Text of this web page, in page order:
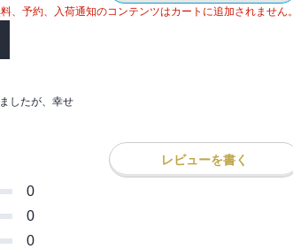
もかと溺愛されて――！？
されましたが、幸せになり
、父の言葉を信じて、妻と
する。
王族とは思えなかった。
と決めたリズは彼ときちん
彼のことを知り、ダイエッ
つしかその距離は縮まりど
・。
もかと溺愛されて――！？
、予約、入荷通知のコンテンツはカートに追加されません。
したが、幸せ
レビューを書く
0
0
0